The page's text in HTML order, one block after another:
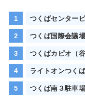
つくばセンター
つくば国際会議
つくばカピオ（谷
ライトオンつく
つくば南３駐車